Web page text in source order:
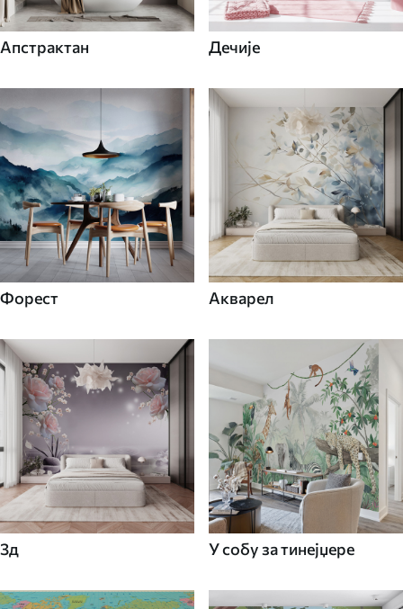
Апстрактан Дечије
Форест Акварел
3д У собу за тинејџере